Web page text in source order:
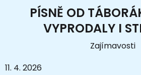
PÍSNĚ OD
VYPRODALY I
Zajímavosti
11. 4. 2026